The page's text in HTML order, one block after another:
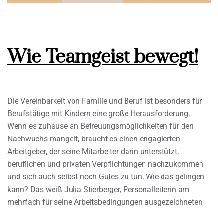
Wie Teamgeist bewegt!
Die Vereinbarkeit von Familie und Beruf ist besonders für
Berufstätige mit Kindern eine große Herausforderung.
Wenn es zuhause an Betreuungsmöglichkeiten für den
Nachwuchs mangelt, braucht es einen engagierten
Arbeitgeber, der seine Mitarbeiter darin unterstützt,
beruflichen und privaten Verpflichtungen nachzukommen
und sich auch selbst noch Gutes zu tun. Wie das gelingen
kann? Das weiß Julia Stierberger, Personalleiterin am
mehrfach für seine Arbeitsbedingungen ausgezeichneten